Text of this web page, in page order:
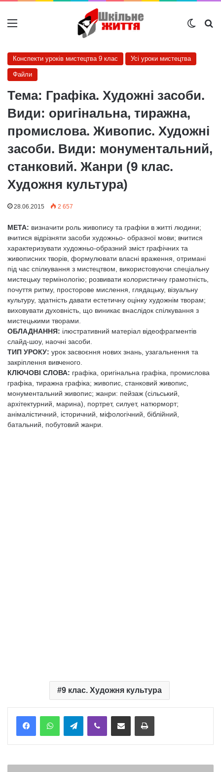
Меню
Конспекти уроків мистецтва 9 клас Усі уроки мистецтва
Файли
Тема: Графіка. Художні засоби.
Види: оригінальна, тиражна,
промислова. Живопис. Художні
засоби. Види: монументальний,
станковий. Жанри (9 клас.
Художня культура)
28.06.2015 2 657
МЕТА: визначити роль живопису та графіки в житті людини;
вчитися відрізняти засоби художньо- образної мови; вчитися
характеризувати художньо-образний зміст графічних та
живописних творів, формулювати власні враження, отримані
під час спілкування з мистецтвом, використовуючи спеціальну
мистецьку термінологію; розвивати колористичну грамотність,
почуття ритму, просторове мислення, глядацьку, візуальну
культуру, здатність давати естетичну оцінку художнім творам;
виховувати духовність, що виникає внаслідок спілкування з
мистецькими творами.
ОБЛАДНАННЯ: ілюстративний матеріал відеофрагментів
слайд-шоу, наочні засоби.
ТИП УРОКУ: урок засвоєння нових знань, узагальнення та
закріплення вивченого.
КЛЮЧОВІ СЛОВА: графіка, оригінальна графіка, промислова
графіка, тиражна графіка; живопис, станковий живопис,
монументальний живопис; жанри: пейзаж (сільський,
архітектурний, марина), портрет, силует, натюрморт;
анімалістичний, історичний, міфологічний, біблійний,
батальний, побутовий жанри.
9 клас. Художня культура
TelegramViber Надіслати електронною поштоюНадрукувати